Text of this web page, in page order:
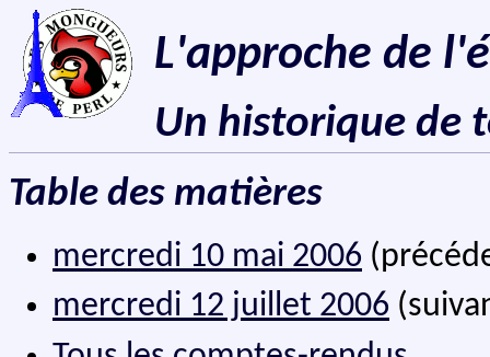
L'approche de
Un historique de
Table des matières
mercredi 10 mai 2006
mercredi 12 juillet 2006